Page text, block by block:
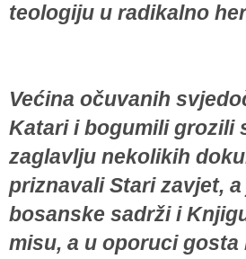
teologiju u radikalno
Većina očuvanih
Katari i bogumili grozili
zaglavlju nekolikih
priznavali Stari zavjet,
bosanske sadrži i
misu, a u oporuci